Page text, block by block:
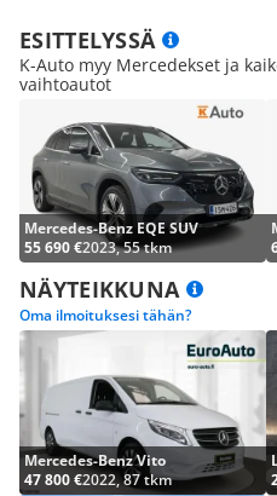
ESITTELYSSÄ
K-Auto myy Mercedekset ja
vaihtoautot
Mercedes-Benz EQE SUV
55 690 €2023, 55 tkm
NÄYTEIKKUNA
Oma ilmoituksesi tähän?
Mercedes-Benz Vito
47 800 €2022, 87 tkm